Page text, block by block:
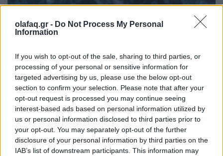
olafaq.gr - Do Not Process My Personal
Information
If you wish to opt-out of the sale, sharing to third parties, or
processing of your personal or sensitive information for
targeted advertising by us, please use the below opt-out
section to confirm your selection. Please note that after your
opt-out request is processed you may continue seeing
interest-based ads based on personal information utilized by
us or personal information disclosed to third parties prior to
your opt-out. You may separately opt-out of the further
disclosure of your personal information by third parties on the
IAB’s list of downstream participants. This information may
Κλινικές δοκιμές σε ανθρώπους δείχνουν το
δρόμο προς ένα εμβόλιο mRNA κατά του
HIV
31.07.25
Ίσως βρισκόμαστε ένα βήμα πιο κοντά σε ένα πολύ